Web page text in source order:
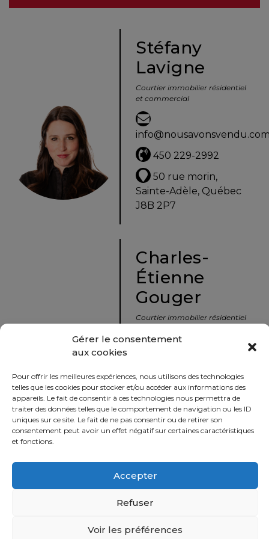
Gérer le consentement
aux cookies
Pour offrir les meilleures expériences, nous utilisons des technologies
telles que les cookies pour stocker et/ou accéder aux informations des
appareils. Le fait de consentir à ces technologies nous permettra de
traiter des données telles que le comportement de navigation ou les ID
uniques sur ce site. Le fait de ne pas consentir ou de retirer son
consentement peut avoir un effet négatif sur certaines caractéristiques
et fonctions.
Accepter
Refuser
Voir les préférences
Évaluation
Avec
un
immobilier
vers
la
tranquillité
d’esprit
défi
Stéfany
Lavigne
Courtier immobilier résidentiel
et commercial
450 229-2992
50 rue morin,
Sainte-Adèle, Québec
J8B 2P7
Charles-
Étienne
Gouger
Courtier immobilier résidentiel
450 229-2992
50 rue morin,
Sainte-Adèle, Québec
J8B 2P7
Partager
Politique